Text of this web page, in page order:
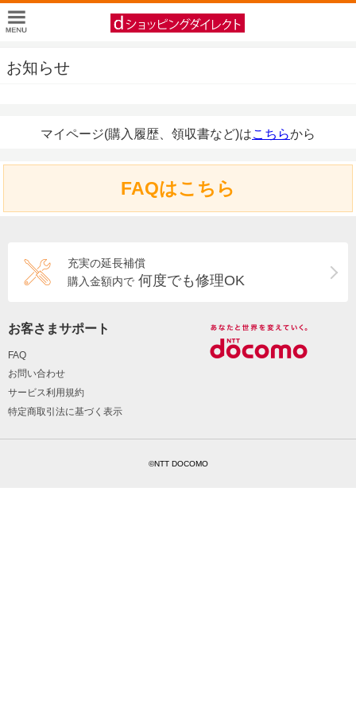
お知らせ
マイページ(購入履歴、領収書など)はこちらから
FAQはこちら
充実の延長補償
購入金額内で 何度でも修理OK
お客さまサポート
FAQ
お問い合わせ
サービス利用規約
特定商取引法に基づく表示
©NTT DOCOMO